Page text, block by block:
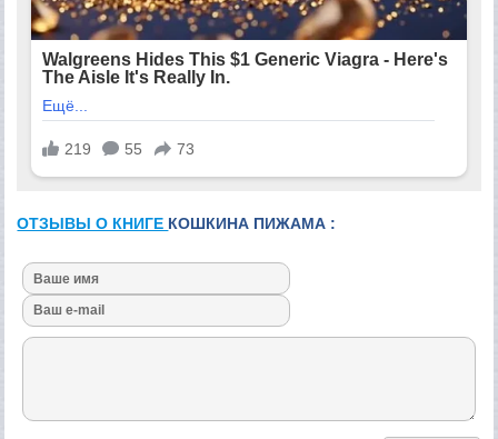
ОТЗЫВЫ О КНИГЕ КОШКИНА ПИЖАМА :